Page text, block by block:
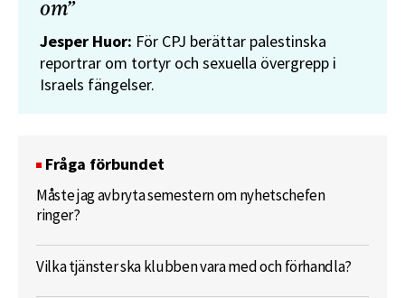
om”
Jesper Huor: För CPJ berättar palestinska
reportrar om tortyr och sexuella övergrepp i
Israels fängelser.
Fråga förbundet
Måste jag avbryta semestern om nyhetschefen
ringer?
Vilka tjänster ska klubben vara med och förhandla?